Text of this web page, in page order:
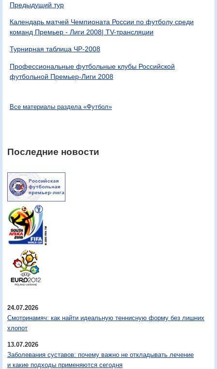
Предыдущий тур
Календарь матчей Чемпионата России по футболу среди
команд Премьер - Лиги 2008| TV-трансляции
Турнирная таблица ЧР-2008
Профессиональные футбольные клубы Российской
футбольной Премьер-Лиги 2008
Все материалы раздела «Футбол»
Последние новости
24.07.2026
Смотринамяч: как найти идеальную теннисную форму без лишних
хлопот
13.07.2026
Заболевания суставов: почему важно не откладывать лечение
и какие подходы применяются сегодня